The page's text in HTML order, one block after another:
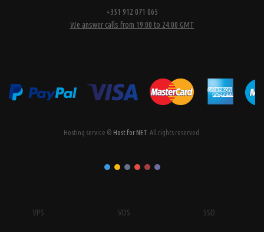
+351 912 071 065
We answer calls from 19:00 to 24:00 GMT
Hosting service © Host for NET. All rights reserved.
VPS VDS SSD